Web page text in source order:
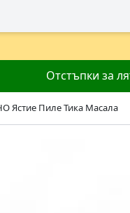
Отстъпки за
Ястие Пиле Тика Масала